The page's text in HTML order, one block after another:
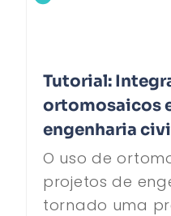
Tutorial:
ortomosaicos
engenharia
O uso de
projetos de
tornado uma